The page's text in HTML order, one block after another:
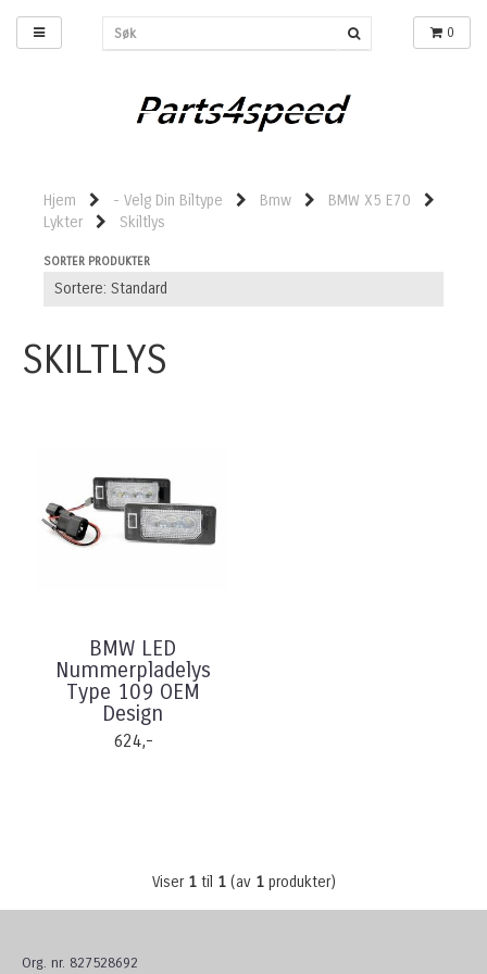
0
Hjem - Velg Din Biltype Bmw
BMW X5 E70
Lykter
Skiltlys
SORTER PRODUKTER
SKILTLYS
BMW LED
Nummerpladelys
Type 109 OEM
Design
624,-
Viser 1til 1(av 1produkter)
Org. nr. 827528692